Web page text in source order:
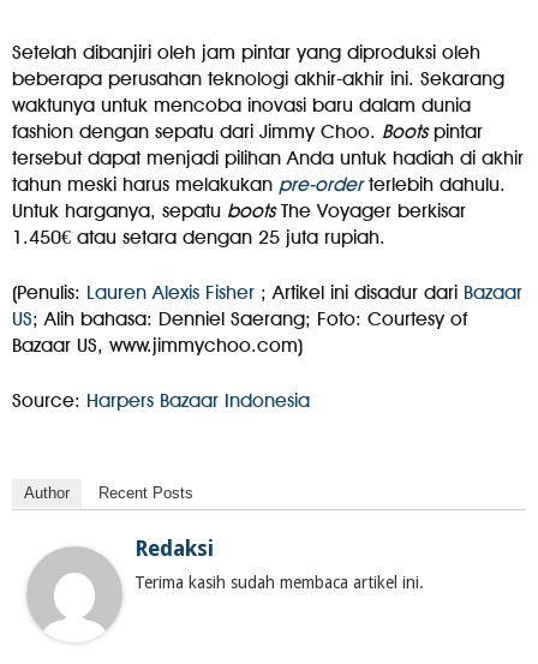
Setelah dibanjiri oleh jam pintar yang diproduksi oleh
beberapa perusahan teknologi akhir-akhir ini. Sekarang
waktunya untuk mencoba inovasi baru dalam dunia
fashion dengan sepatu dari Jimmy Choo. Bootspintar
tersebut dapat menjadi pilihan Anda untuk hadiah di akhir
tahun meski harus melakukan pre-orderterlebih dahulu.
Untuk harganya, sepatu bootsThe Voyager berkisar
1.450€ atau setara dengan 25 juta rupiah.
(Penulis: Lauren Alexis Fisher ; Artikel ini disadur dari Bazaar
US; Alih bahasa: Denniel Saerang; Foto: Courtesy of
Bazaar US, www.jimmychoo.com)
Source: Harpers Bazaar Indonesia
Author Recent Posts
Redaksi
Terima kasih sudah membaca artikel ini.